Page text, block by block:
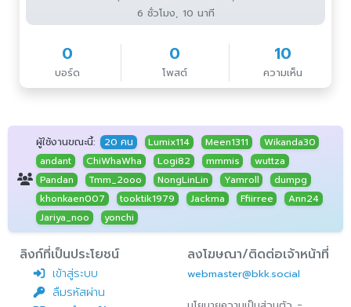
6 ชั่วโมง, 10 นาที
0
บอร์ด
0
โพสต์
10
ความเห็น
ผู้ใช้งานขณะนี้: 20 คน Lumix114 Meen1311
Wikanda30
andant
ChiWhaWha Logi82 mmmis
wuttza
Pandan
Tmm_2ooo NongLinLin Yamroll
dumpg
khonkaen007
tooktik1979 Jackma Ffiirree
Ann24
Jariya_noo
yonchi
ลิงก์ที่เป็นประโยชน์
เข้าสู่ระบบ
ลืมรหัสผ่าน
ลงโฆษณา/ติดต่อเจ้าหน้าที่
webmaster@bkk.social